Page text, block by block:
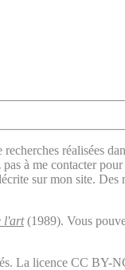
réalisées
à me contacter
sur mon site.
l'art(1989). Vous
La licence CC